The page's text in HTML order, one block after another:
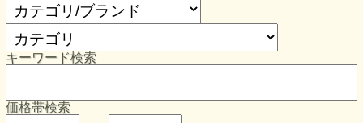
キーワード検索
価格帯検索